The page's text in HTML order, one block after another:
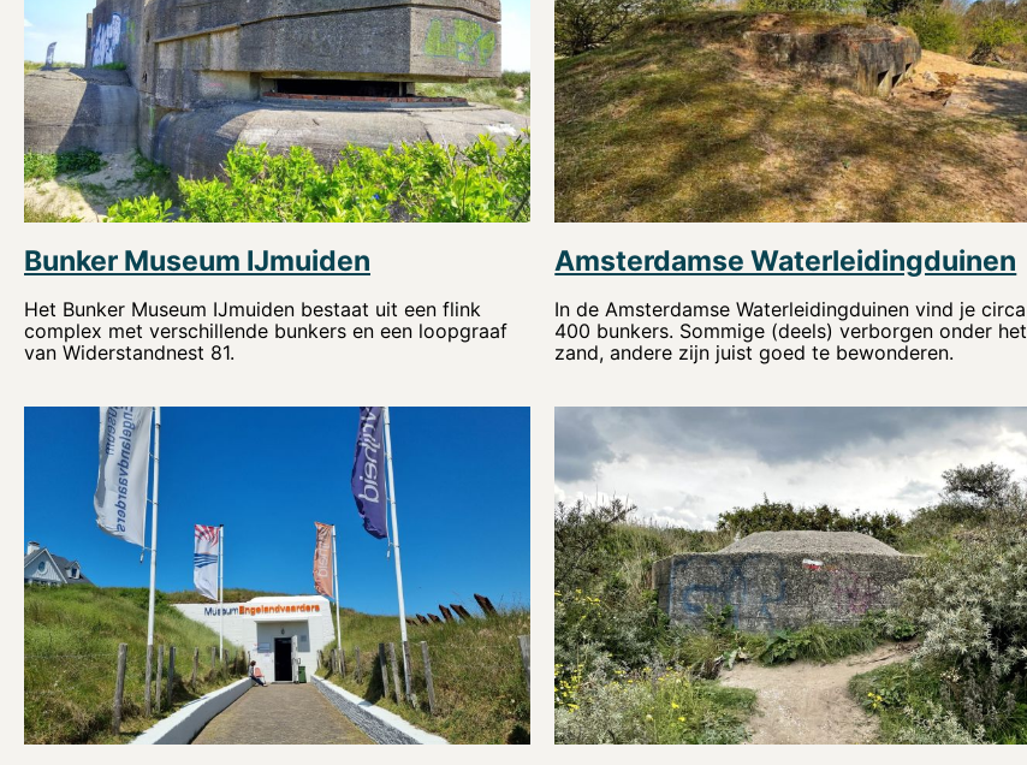
Bunker Museum IJmuiden
Het Bunker Museum IJmuiden bestaat uit een flink
complex met verschillende bunkers en een loopgraaf
van Widerstandnest 81.
Amsterdamse Waterleidingduinen
In de Amsterdamse Waterleidingduinen vind je circa
400 bunkers. Sommige (deels) verborgen onder het
zand, andere zijn juist goed te bewonderen.